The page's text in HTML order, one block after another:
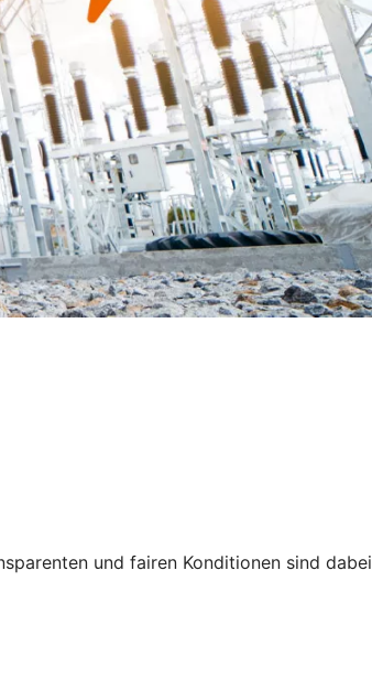
und fairen Konditionen sind dabei